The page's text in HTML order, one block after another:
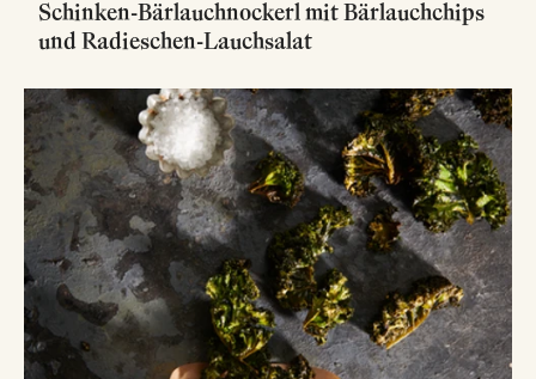
Schinken-Bärlauchnockerl mit Bärlauchchips
und Radieschen-Lauchsalat